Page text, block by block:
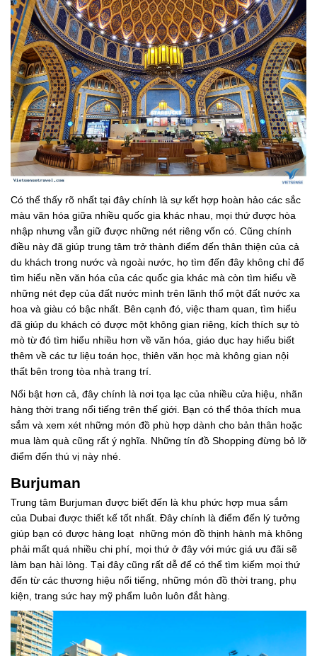
Có thể thấy rõ nhất tại đây chính là sự kết hợp hoàn hảo các sắc
màu văn hóa giữa nhiều quốc gia khác nhau, mọi thứ được hòa
nhập nhưng vẫn giữ được những nét riêng vốn có. Cũng chính
điều này đã giúp trung tâm trở thành điểm đến thân thiện của cả
du khách trong nước và ngoài nước, họ tìm đến đây không chỉ để
tìm hiểu nền văn hóa của các quốc gia khác mà còn tìm hiểu về
những nét đẹp của đất nước mình trên lãnh thổ một đất nước xa
hoa và giàu có bậc nhất. Bên cạnh đó, việc tham quan, tìm hiểu
đã giúp du khách có được một không gian riêng, kích thích sự tò
mò từ đó tìm hiểu nhiều hơn về văn hóa, giáo dục hay hiểu biết
thêm về các tư liệu toán học, thiên văn học mà không gian nội
thất bên trong tòa nhà trang trí.
Nổi bật hơn cả, đây chính là nơi tọa lạc của nhiều cửa hiệu, nhãn
hàng thời trang nổi tiếng trên thế giới. Bạn có thể thỏa thích mua
sắm và xem xét những món đồ phù hợp dành cho bản thân hoặc
mua làm quà cũng rất ý nghĩa. Những tín đồ Shopping đừng bỏ lỡ
điểm đến thú vị này nhé.
Burjuman
Trung tâm Burjuman được biết đến là khu phức hợp mua sắm
của Dubai được thiết kế tốt nhất. Đây chính là điểm đến lý tưởng
giúp bạn có được hàng loạt những món đồ thịnh hành mà không
phải mất quá nhiều chi phí, mọi thứ ở đây với mức giá ưu đãi sẽ
làm bạn hài lòng. Tại đây cũng rất dễ để có thể tìm kiếm mọi thứ
đến từ các thương hiệu nổi tiếng, những món đồ thời trang, phụ
kiện, trang sức hay mỹ phẩm luôn luôn đắt hàng.